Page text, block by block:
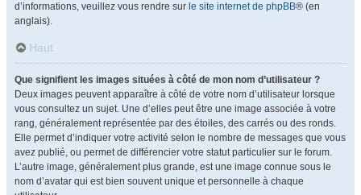
d’informations, veuillez vous rendre sur le site internet de phpBB® (en
anglais).
Haut
Que signifient les images situées à côté de mon nom d’utilisateur ?
Deux images peuvent apparaître à côté de votre nom d’utilisateur lorsque
vous consultez un sujet. Une d’elles peut être une image associée à votre
rang, généralement représentée par des étoiles, des carrés ou des ronds.
Elle permet d’indiquer votre activité selon le nombre de messages que vous
avez publié, ou permet de différencier votre statut particulier sur le forum.
L’autre image, généralement plus grande, est une image connue sous le
nom d’avatar qui est bien souvent unique et personnelle à chaque